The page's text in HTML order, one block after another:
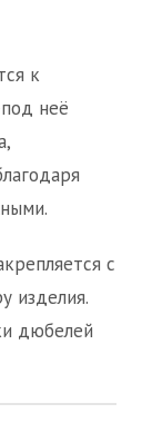
к
неё
с
изделия.
дюбелей